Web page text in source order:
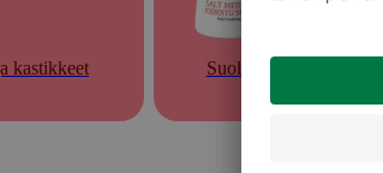
kastikkeet Suolat